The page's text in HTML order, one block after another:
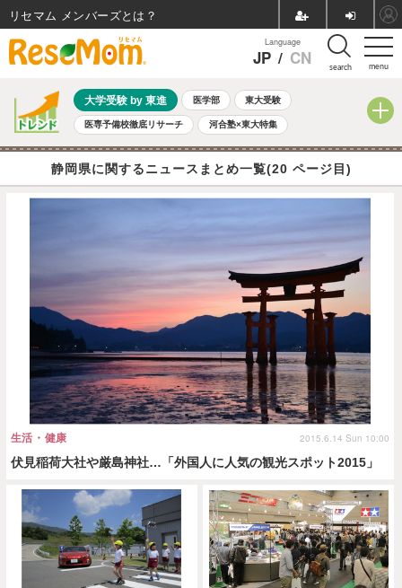
menu
Language
JP / CN search
大学受験 by 東進 医学部 東大受験
医専予備校徹底リサーチ 河合塾×東大特集
親子で考える大学選び 高校受験 中学受験 小学校受験
共通テスト 夏休み 8月開催学校説明会・相談会
静岡県に関するニュースまとめ一覧(20 ページ目)
伏見稲荷大社や厳島神社…「外国人に人気の観光スポット2015」
生活・健康 2015.6.14 Sun 10:00
リセマム メンバーズ